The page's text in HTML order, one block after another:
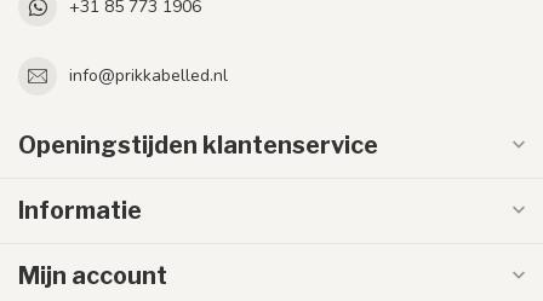
+31 85 773 1906
info@prikkabelled.nl
Openingstijden klantenservice
Informatie
Mijn account